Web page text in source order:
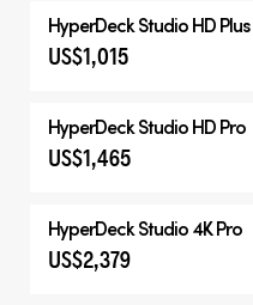
HyperDeck Studio HD Plus
US$1,015
HyperDeck Studio HD Pro
US$1,465
HyperDeck Studio 4K Pro
US$2,379